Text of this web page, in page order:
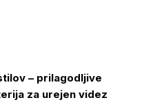
– prilagodljive
za urejen videz